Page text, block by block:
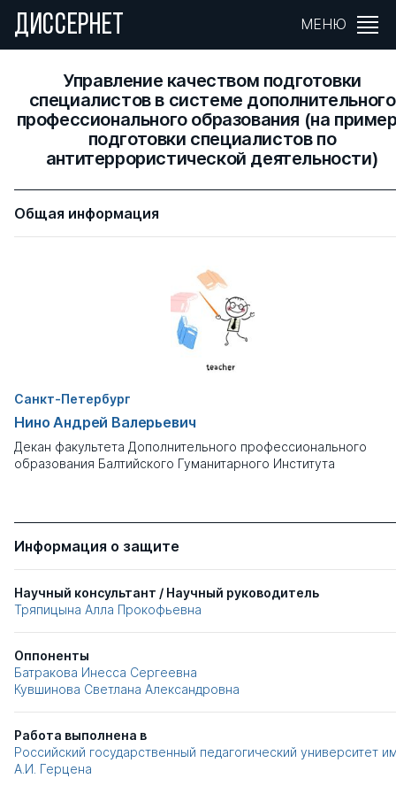
ДИССЕРНЕТ МЕНЮ
Управление качеством подготовки
специалистов в системе дополнительного
профессионального образования (на
подготовки специалистов по
антитеррористической деятельности)
Общая информация
Санкт-Петербург
Нино Андрей Валерьевич
Декан факультета Дополнительного профессионального
образования Балтийского Гуманитарного Института
Информация о защите
Научный консультант / Научный руководитель
Тряпицына Алла Прокофьевна
Оппоненты
Батракова Инесса Сергеевна
Кувшинова Светлана Александровна
Работа выполнена в
Российский государственный педагогический университет
А.И. Герцена